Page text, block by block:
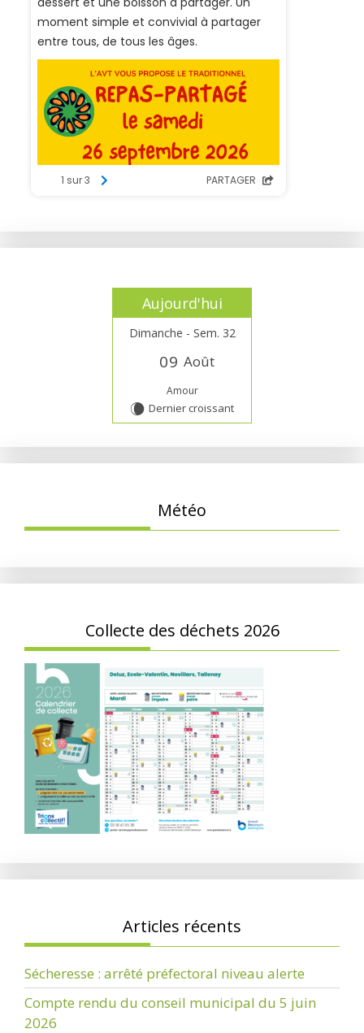
Aujourd'hui
Dimanche - Sem. 32
09 Août
Amour
W Dernier croissant
Météo
Collecte des déchets 2026
Articles récents
Sécheresse : arrêté préfectoral niveau alerte
Compte rendu du conseil municipal du 5 juin
2026